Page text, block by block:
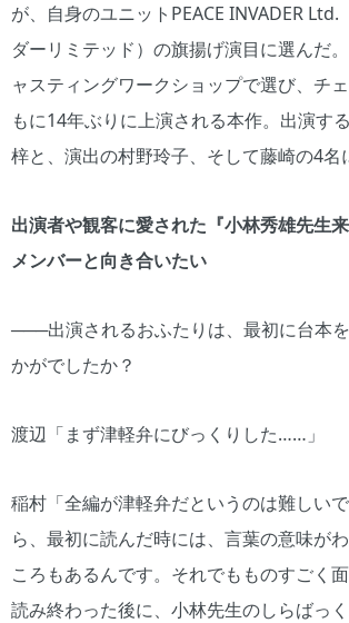
が、自身のユニットPEACE INVADER
ダーリミテッド）の旗揚げ演目に選んだ
ャスティングワークショップで選び、チ
もに14年ぶりに上演される本作。出演す
梓と、演出の村野玲子、そして藤崎の4名
出演者や観客に愛された『小林秀雄先生
メンバーと向き合いたい
───出演されるおふたりは、最初に台本
かがでしたか？
渡辺「まず津軽弁にびっくりした……」
稲村「全編が津軽弁だというのは難しい
ら、最初に読んだ時には、言葉の意味が
ころもあるんです。それでもものすごく
読み終わった後に、小林先生のしらばっ